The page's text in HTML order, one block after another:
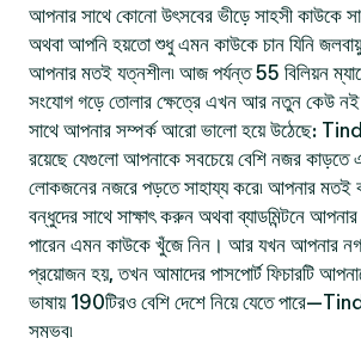
আপনার সাথে কোনো উৎসবের ভীড়ে সাহসী কাউকে
অথবা আপনি হয়তো শুধু এমন কাউকে চান যিনি জলবায়ু
আপনার মতই যত্নশীল৷ আজ পর্যন্ত 55 বিলিয়ন
সংযোগ গড়ে তোলার ক্ষেত্রে এখন আর নতুন কেউ
সাথে আপনার সম্পর্ক আরো ভালো হয়ে উঠেছে:
রয়েছে যেগুলো আপনাকে সবচেয়ে বেশি নজর কাড়তে
লোকজনের নজরে পড়তে সাহায্য করে৷ আপনার মতই
বন্ধুদের সাথে সাক্ষাৎ করুন অথবা ব্যাডমিন্টনে
পারেন এমন কাউকে খুঁজে নিন। আর যখন আপনার
প্রয়োজন হয়, তখন আমাদের পাসপোর্ট ফিচারটি
ভাষায় 190টিরও বেশি দেশে নিয়ে যেতে
সম্ভব৷